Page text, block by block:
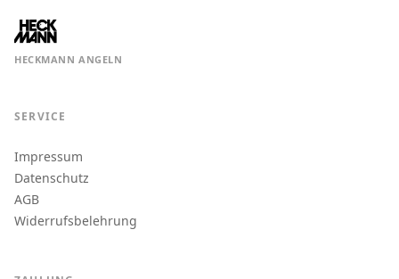
HECKMANN ANGELN
SERVICE
Impressum
Datenschutz
AGB
Widerrufsbelehrung